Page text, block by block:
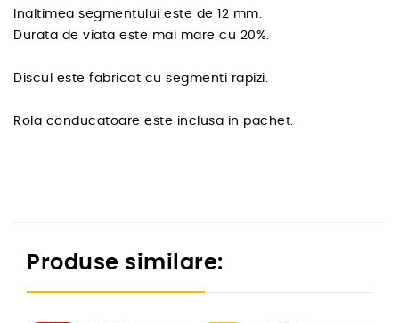
Inaltimea segmentului este de 12 mm.
Durata de viata este mai mare cu 20%.
Discul este fabricat cu segmenti rapizi.
Rola conducatoare este inclusa in pachet.
Produse similare: